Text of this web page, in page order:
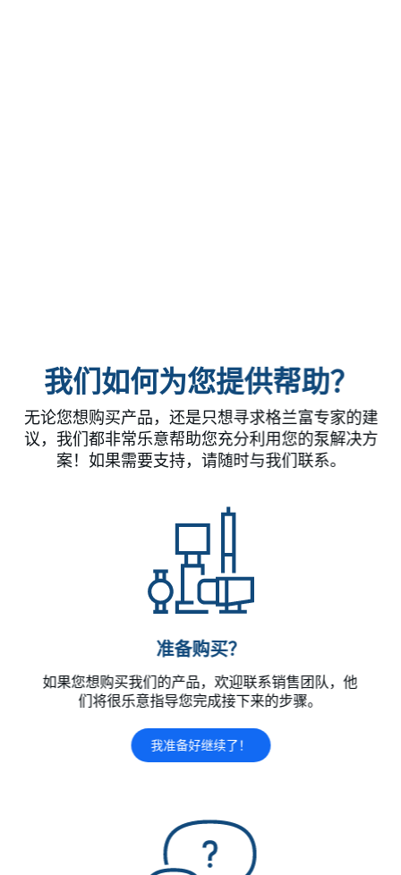
我们如何为您提供帮助？
无论您想购买产品，还是只想寻求格兰富专家的建
议，我们都非常乐意帮助您充分利用您的泵解决方
案！如果需要支持，请随时与我们联系。
准备购买？
如果您想购买我们的产品，欢迎联系销售团队，他
们将很乐意指导您完成接下来的步骤。
我准备好继续了！